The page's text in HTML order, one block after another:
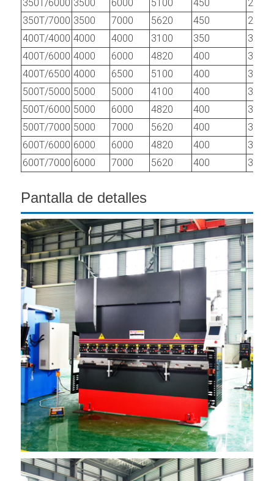
350T/6000 3500 6000 5100 450
250
350T/7000 3500 7000 5620 450
250
400T/4000 4000 4000 3100 350
300
400T/6000 4000 6000 4820 400
320
400T/6500 4000 6500 5100 400
320
500T/5000 5000 5000 4100 400
320
500T/6000 5000 6000 4820 400
320
500T/7000 5000 7000 5620 400
320
600T/6000 6000 6000 4820 400
320
600T/7000 6000 7000 5620 400 320
Pantalla de detalles